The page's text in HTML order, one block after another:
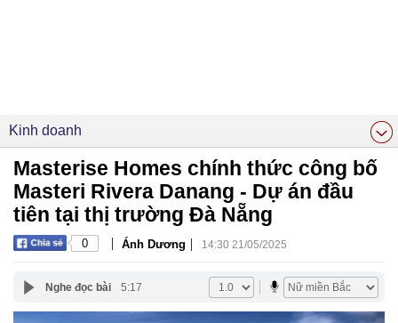
Kinh doanh
Masterise Homes chính thức công bố
Masteri Rivera Danang - Dự án đầu
tiên tại thị trường Đà Nẵng
0 | Ánh Dương | 14:30 21/05/2025
Nghe đọc bài 5:17